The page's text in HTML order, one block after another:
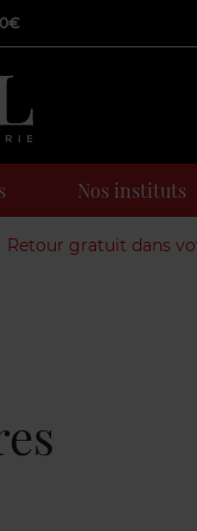
Nos instituts
Retour gratuit dans